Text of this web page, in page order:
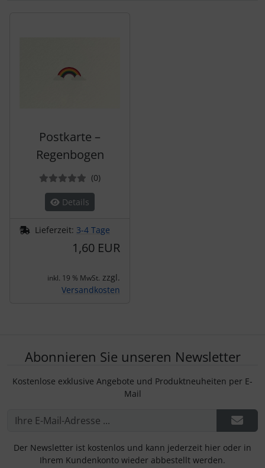
Postkarte –
Regenbogen
(0Bewertungen
)
Details
Lieferzeit: 3-4 Tage
1,60 EUR
inkl. 19 % MwSt. zzgl.
Versandkosten
Abonnieren Sie unseren Newsletter
Kostenlose exklusive Angebote und Produktneuheiten per E-
Mail
Der Newsletter ist kostenlos und kann jederzeit hier oder in
Ihrem Kundenkonto wieder abbestellt werden.